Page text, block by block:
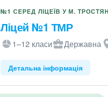
№1 СЕРЕД ЛІЦЕЇВ У М.
Ліцей №1 ТМР
1–12 класи Державна
Детальна інформація